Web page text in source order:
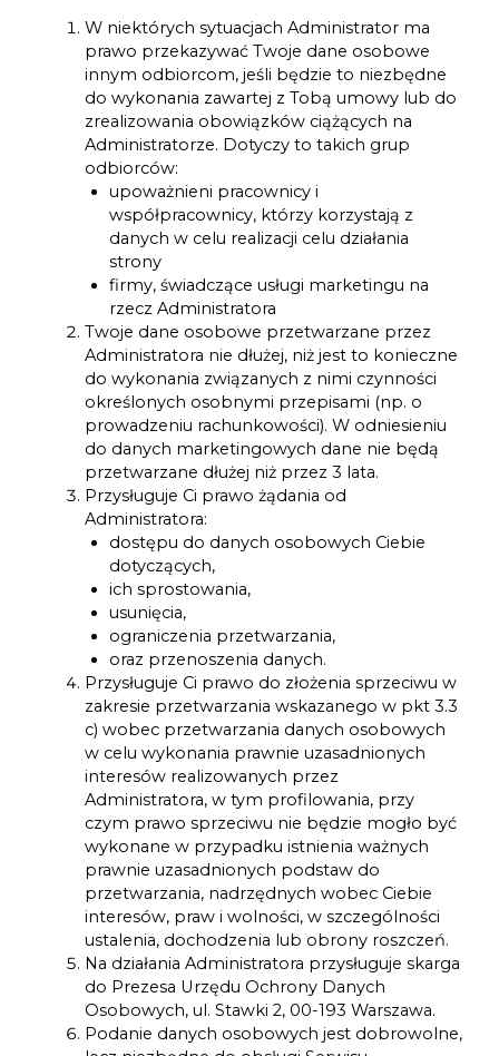
W niektórych sytuacjach Administrator ma
prawo przekazywać Twoje dane osobowe
innym odbiorcom, jeśli będzie to niezbędne
do wykonania zawartej z Tobą umowy lub do
zrealizowania obowiązków ciążących na
Administratorze. Dotyczy to takich grup
odbiorców:
upoważnieni pracownicy i
współpracownicy, którzy korzystają z
danych w celu realizacji celu działania
strony
firmy, świadczące usługi marketingu na
rzecz Administratora
Twoje dane osobowe przetwarzane przez
Administratora nie dłużej, niż jest to konieczne
do wykonania związanych z nimi czynności
określonych osobnymi przepisami (np. o
prowadzeniu rachunkowości). W odniesieniu
do danych marketingowych dane nie będą
przetwarzane dłużej niż przez 3 lata.
Przysługuje Ci prawo żądania od
Administratora:
dostępu do danych osobowych Ciebie
dotyczących,
ich sprostowania,
usunięcia,
ograniczenia przetwarzania,
oraz przenoszenia danych.
Przysługuje Ci prawo do złożenia sprzeciwu w
zakresie przetwarzania wskazanego w pkt 3.3
c) wobec przetwarzania danych osobowych
w celu wykonania prawnie uzasadnionych
interesów realizowanych przez
Administratora, w tym profilowania, przy
czym prawo sprzeciwu nie będzie mogło być
wykonane w przypadku istnienia ważnych
prawnie uzasadnionych podstaw do
przetwarzania, nadrzędnych wobec Ciebie
interesów, praw i wolności, w szczególności
ustalenia, dochodzenia lub obrony roszczeń.
Na działania Administratora przysługuje skarga
do Prezesa Urzędu Ochrony Danych
Osobowych, ul. Stawki 2, 00-193 Warszawa.
Podanie danych osobowych jest dobrowolne,